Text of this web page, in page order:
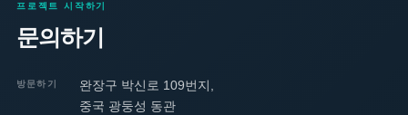
프로젝트 시작하기
문의하기
방문하기
완장구 박신로 109번지,
중국 광둥성 동관